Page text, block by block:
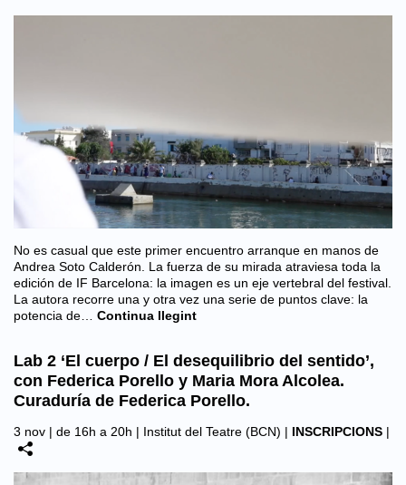
No es casual que este primer encuentro arranque en manos de
Andrea Soto Calderón. La fuerza de su mirada atraviesa toda la
edición de IF Barcelona: la imagen es un eje vertebral del festival.
La autora recorre una y otra vez una serie de puntos clave: la
potencia de…
Continua llegint
Lab 2 ‘El cuerpo / El desequilibrio del sentido’,
con Federica Porello y Maria Mora Alcolea.
Curaduría de Federica Porello.
3 nov | de 16h a 20h | Institut del Teatre (BCN) | INSCRIPCIONS |